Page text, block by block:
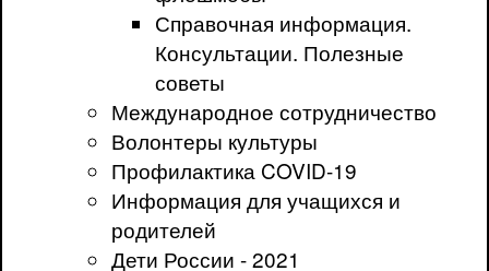
Справочная информация.
Консультации. Полезные
советы
Международное сотрудничество
Волонтеры культуры
Профилактика COVID-19
Информация для учащихся и
родителей
Дети России - 2021